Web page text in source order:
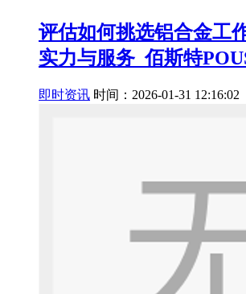
评估如何挑选铝合金工
实力与服务_佰斯特
即时资讯 时间：2026-01-31 12:16:02